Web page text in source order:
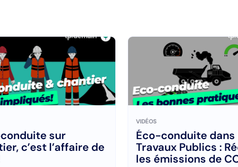
sur
c’est l’affaire de
VIDÉOS
Éco-conduite dans
Travaux Publics :
les émissions de